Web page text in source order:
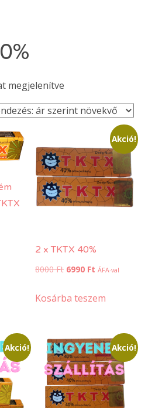
megjelenítve
by
price:
to
high
Akció!
2 x TKTX 40%
8000Ft Original
was:
6990 Ft Current
is:
ÁFA-val
Kosárba teszem
Akció! Akció!
KENŐCSÖK KÖZÜL
MINT A TKTX